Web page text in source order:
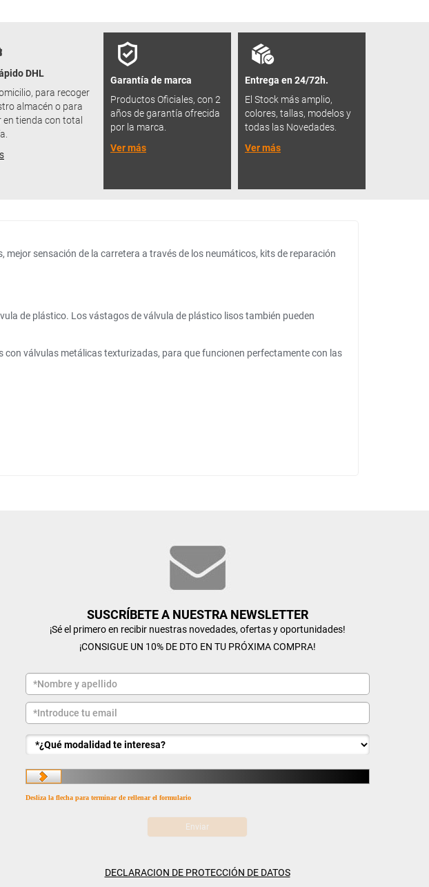
DHL
para recoger
almacén o para
en tienda con total
Garantía de marca
Productos Oficiales, con 2
años de garantía ofrecida
por la marca.
Ver más
Entrega en 24/72h.
El Stock más amplio,
colores, tallas, modelos y
todas las Novedades.
Ver más
sensación de la carretera a través de los neumáticos, kits de reparación
de plástico. Los vástagos de válvula de plástico lisos también pueden
válvulas metálicas texturizadas, para que funcionen perfectamente con las
SUSCRÍBETE A NUESTRA NEWSLETTER
¡Sé el primero en recibir nuestras novedades, ofertas y oportunidades!
¡CONSIGUE UN 10% DE DTO EN TU PRÓXIMA COMPRA!
Desliza la flecha para terminar de rellenar el formulario
DECLARACION DE PROTECCIÓN DE DATOS